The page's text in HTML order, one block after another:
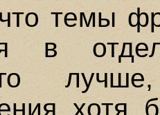
темы
в
хотя